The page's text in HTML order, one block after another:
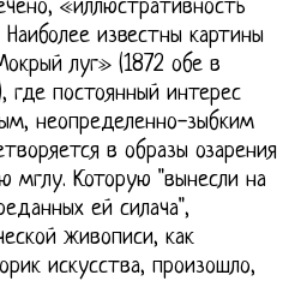
«иллюстративность
известны картины
луг» (1872 обе в
где постоянный интерес
неопределенно-зыбким
в образы озарения
мглу. Которую "вынесли на
ей силача",
живописи, как
искусства, произошло,